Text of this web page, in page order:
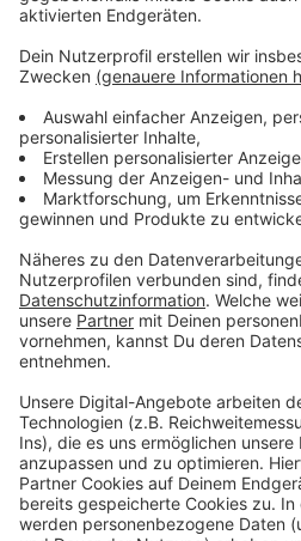
Fredenna geben?
Vredens Bürgermeister Tom
dem Veranstalter sprechen
stattfinden sollen oder nicht.
Anzeige
So erklärt der Leiter der
Anzeige
Auch Sven Bossmann, Leiter